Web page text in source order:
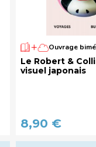
Ouvrage
Le Robert &
visuel japonais
8,90 €